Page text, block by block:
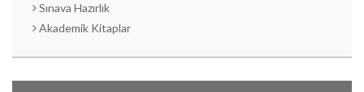
Sınava Hazırlık
Akademik Kitaplar